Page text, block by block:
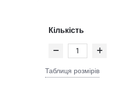
Кількість
Таблиця розмірів